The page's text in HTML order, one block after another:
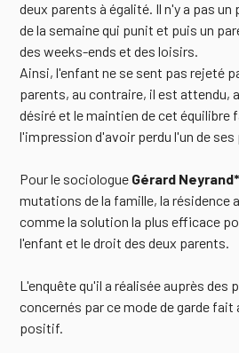
deux parents à égalité. Il n'y a pas
de la semaine qui punit et puis un
des weeks-ends et des loisirs.
Ainsi, l'enfant ne se sent pas rejeté
parents, au contraire, il est attendu,
désiré et le maintien de cet équilibre
l'impression d'avoir perdu l'un de ses
Pour le sociologue Gérard Neyrand*
mutations de la famille, la résidence
comme la solution la plus efficace
l'enfant et le droit des deux parents.
L'enquête qu'il a réalisée auprès des
concernés par ce mode de garde fait
positif.